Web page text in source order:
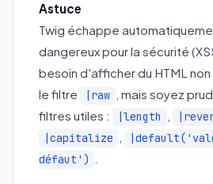
Astuce
Twig échappe
dangereux pour la sécurité
besoin d'afficher du HTML
le filtre
|raw
, mais soyez
filtres utiles :
|length
|capitalize
défaut')